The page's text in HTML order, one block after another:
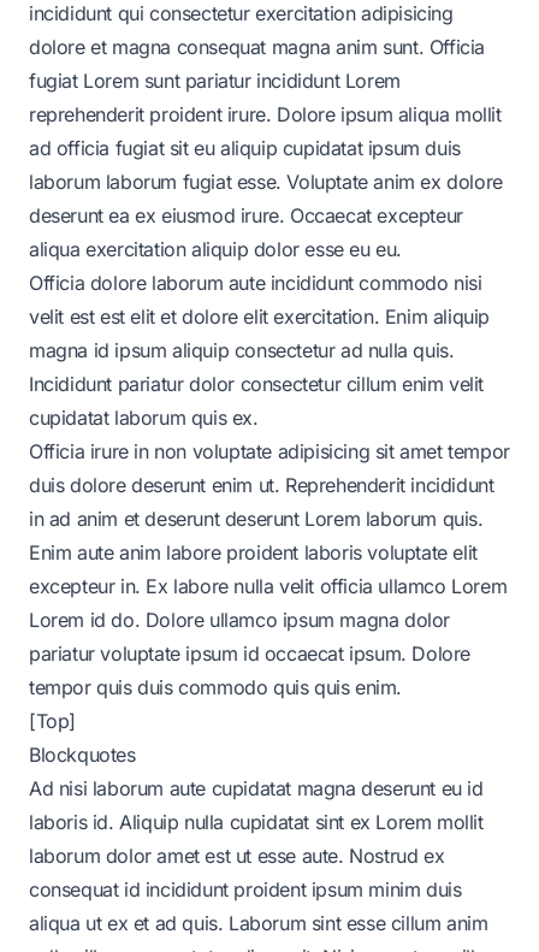
incididunt qui consectetur exercitation adipisicing
dolore et magna consequat magna anim sunt. Officia
fugiat Lorem sunt pariatur incididunt Lorem
reprehenderit proident irure. Dolore ipsum aliqua mollit
ad officia fugiat sit eu aliquip cupidatat ipsum duis
laborum laborum fugiat esse. Voluptate anim ex dolore
deserunt ea ex eiusmod irure. Occaecat excepteur
aliqua exercitation aliquip dolor esse eu eu.
Officia dolore laborum aute incididunt commodo nisi
velit est est elit et dolore elit exercitation. Enim aliquip
magna id ipsum aliquip consectetur ad nulla quis.
Incididunt pariatur dolor consectetur cillum enim velit
cupidatat laborum quis ex.
Officia irure in non voluptate adipisicing sit amet tempor
duis dolore deserunt enim ut. Reprehenderit incididunt
in ad anim et deserunt deserunt Lorem laborum quis.
Enim aute anim labore proident laboris voluptate elit
excepteur in. Ex labore nulla velit officia ullamco Lorem
Lorem id do. Dolore ullamco ipsum magna dolor
pariatur voluptate ipsum id occaecat ipsum. Dolore
tempor quis duis commodo quis quis enim.
[Top]
Blockquotes
Ad nisi laborum aute cupidatat magna deserunt eu id
laboris id. Aliquip nulla cupidatat sint ex Lorem mollit
laborum dolor amet est ut esse aute. Nostrud ex
consequat id incididunt proident ipsum minim duis
aliqua ut ex et ad quis. Laborum sint esse cillum anim